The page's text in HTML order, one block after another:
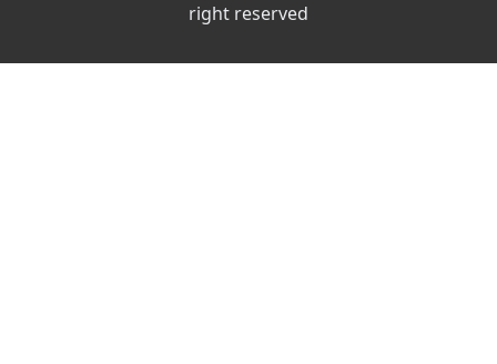
right reserved